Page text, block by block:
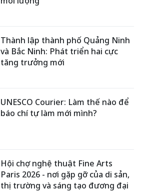
Thành lập thành phố Quảng Ninh
và Bắc Ninh: Phát triển hai cực
tăng trưởng mới
UNESCO Courier: Làm thế nào để
báo chí tự làm mới mình?
Hội chợ nghệ thuật Fine Arts
Paris 2026 - nơi gặp gỡ của di sản,
thị trường và sáng tạo đương đại